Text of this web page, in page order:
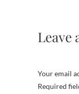
Leave
Your email
Required